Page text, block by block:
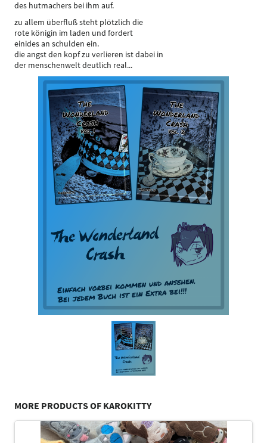
des hutmachers bei ihm auf.
zu allem überfluß steht plötzlich die
rote königin im laden und fordert
einides an schulden ein.
die angst den kopf zu verlieren ist dabei in
der menschenwelt deutlich real...
MORE PRODUCTS OF KAROKITTY